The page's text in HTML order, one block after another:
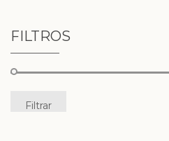
FILTROS
Filtrar